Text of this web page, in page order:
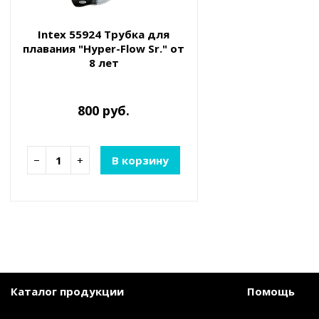
Intex 55924 Трубка для
плавания "Hyper-Flow Sr." от
8 лет
800 руб.
− + В корзину
Каталог продукции Помощь